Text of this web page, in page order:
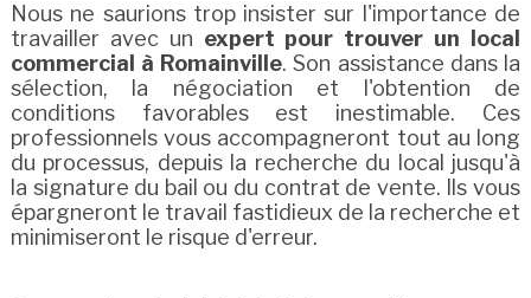
Nous ne saurions trop insister sur l'importance de
travailler avec un expert pour trouver un local
commercial à Romainville. Son assistance dans la
sélection, la négociation et l'obtention de
conditions favorables est inestimable. Ces
professionnels vous accompagneront tout au long
du processus, depuis la recherche du local jusqu'à
la signature du bail ou du contrat de vente. Ils vous
épargneront le travail fastidieux de la recherche et
minimiseront le risque d'erreur.